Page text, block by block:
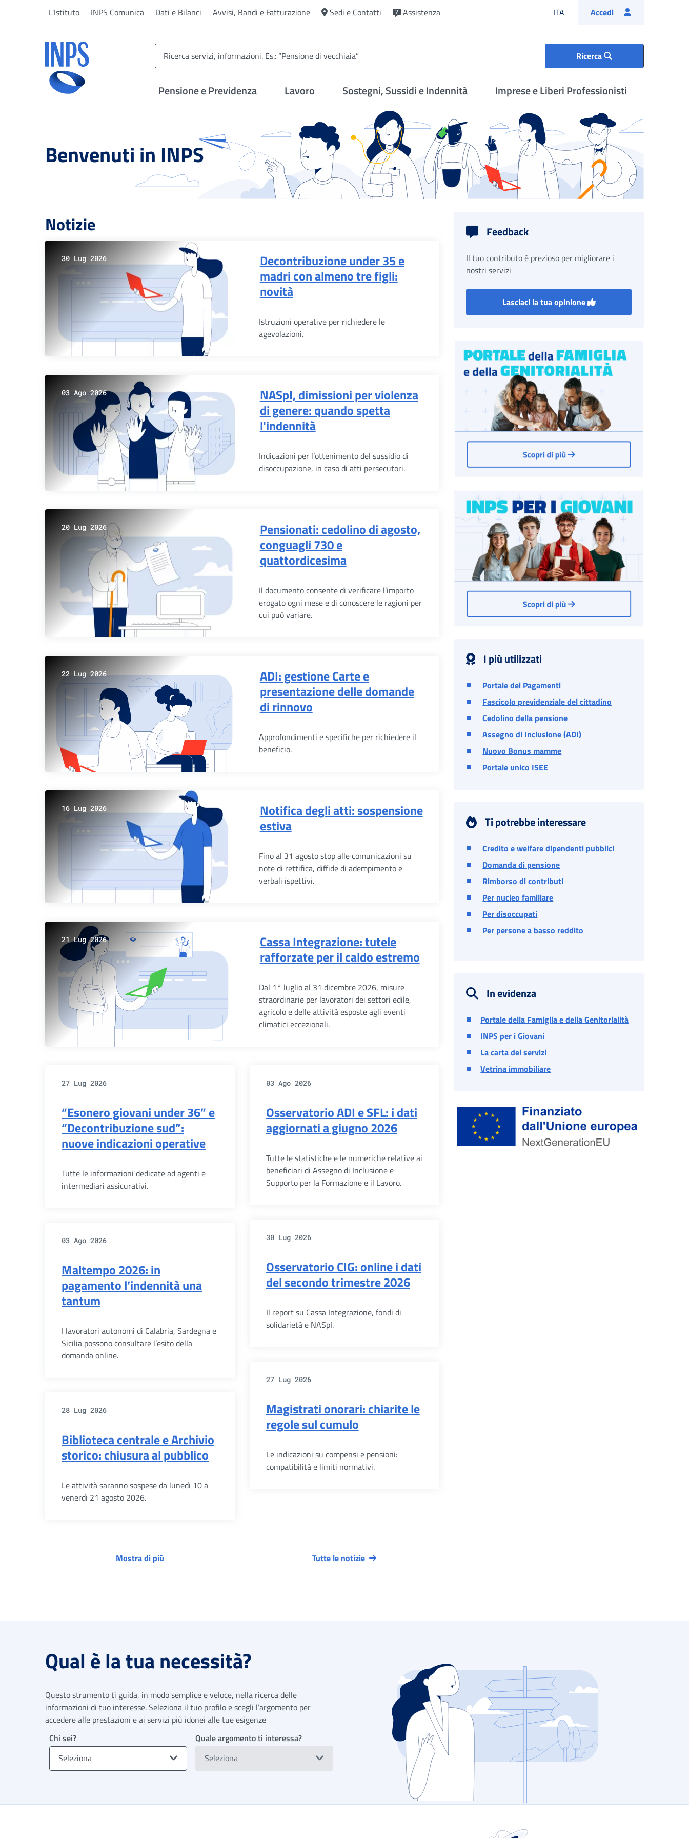
L'Istituto INPS Comunica Dati e Bilanci Avvisi, Bandi e Fatturazione Sedi e Contatti Assistenza ITA Lingua italiana
Accedi
Ricerca
Pensione e Previdenza Lavoro Sostegni, Sussidi e Indennità Imprese e Liberi Professionisti
Benvenuti in INPS
Notizie
30 Lug 2026
Decontribuzione under 35 e
madri con almeno tre figli:
novità
Istruzioni operative per richiedere le
agevolazioni.
03 Ago 2026
NASpI, dimissioni per violenza
di genere: quando spetta
l'indennità
Indicazioni per l’ottenimento del sussidio di
disoccupazione, in caso di atti persecutori.
20 Lug 2026
Pensionati: cedolino di agosto,
conguagli 730 e
quattordicesima
Il documento consente di verificare l’importo
erogato ogni mese e di conoscere le ragioni per
cui può variare.
22 Lug 2026
ADI: gestione Carte e
presentazione delle domande
di rinnovo
Approfondimenti e specifiche per richiedere il
beneficio.
16 Lug 2026
Notifica degli atti: sospensione
estiva
Fino al 31 agosto stop alle comunicazioni su
note di rettifica, diffide di adempimento e
verbali ispettivi.
21 Lug 2026
Cassa Integrazione: tutele
rafforzate per il caldo estremo
Dal 1° luglio al 31 dicembre 2026, misure
straordinarie per lavoratori dei settori edile,
agricolo e delle attività esposte agli eventi
climatici eccezionali.
27 Lug 2026
“Esonero giovani under 36” e
“Decontribuzione sud”:
nuove indicazioni operative
Tutte le informazioni dedicate ad agenti e
intermediari assicurativi.
03 Ago 2026
Osservatorio ADI e SFL: i dati
aggiornati a giugno 2026
Tutte le statistiche e le numeriche relative ai
beneficiari di Assegno di Inclusione e
Supporto per la Formazione e il Lavoro.
03 Ago 2026
Maltempo 2026: in
pagamento l’indennità una
tantum
I lavoratori autonomi di Calabria, Sardegna e
Sicilia possono consultare l’esito della
domanda online.
30 Lug 2026
Osservatorio CIG: online i dati
del secondo trimestre 2026
Il report su Cassa Integrazione, fondi di
solidarietà e NASpI.
28 Lug 2026
Biblioteca centrale e Archivio
storico: chiusura al pubblico
Le attività saranno sospese da lunedì 10 a
venerdì 21 agosto 2026.
27 Lug 2026
Magistrati onorari: chiarite le
regole sul cumulo
Le indicazioni su compensi e pensioni:
compatibilità e limiti normativi.
Mostra di più Tutte le notizie
Feedback
Il tuo contributo è prezioso per migliorare i
nostri servizi
Lasciaci la tua opinione
I più utilizzati
Portale dei Pagamenti
Fascicolo previdenziale del cittadino
Cedolino della pensione
Assegno di Inclusione (ADI)
Nuovo Bonus mamme
Portale unico ISEE
Ti potrebbe interessare
Credito e welfare dipendenti pubblici
Domanda di pensione
Rimborso di contributi
Per nucleo familiare
Per disoccupati
Per persone a basso reddito
In evidenza
Portale della Famiglia e della Genitorialità
INPS per i Giovani
La carta dei servizi
Vetrina immobiliare
Qual è la tua necessità?
Questo strumento ti guida, in modo semplice e veloce, nella ricerca delle
informazioni di tuo interesse. Seleziona il tuo profilo e scegli l’argomento per
accedere alle prestazioni e ai servizi più idonei alle tue esigenze
Chi sei?
Seleziona
Quale argomento ti interessa?
Seleziona